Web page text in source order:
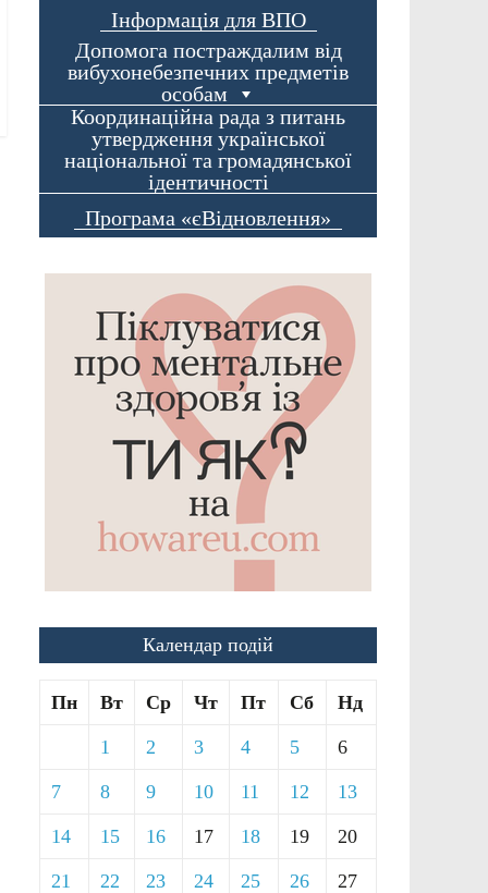
Інформація для ВПО
Допомога постраждалим від
вибухонебезпечних предметів
особам
Координаційна рада з питань
утвердження української
національної та громадянської
ідентичності
Програма «єВідновлення»
Календар подій
Пн Вт Ср Чт Пт Сб Нд
1 2 3 4 5 6
7 8 9 10 11 12 13
14 15 16 17 18 19 20
21 22 23 24 25 26 27